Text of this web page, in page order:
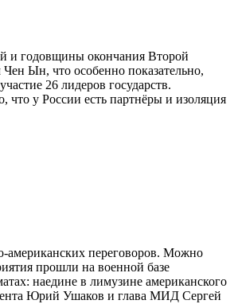
и годовщины окончания Второй
Ын, что особенно показательно,
26 лидеров государств.
что у России есть партнёры и изоляция
американских переговоров. Можно
прошли на военной базе
наедине в лимузине американского
Юрий Ушаков и глава МИД Сергей